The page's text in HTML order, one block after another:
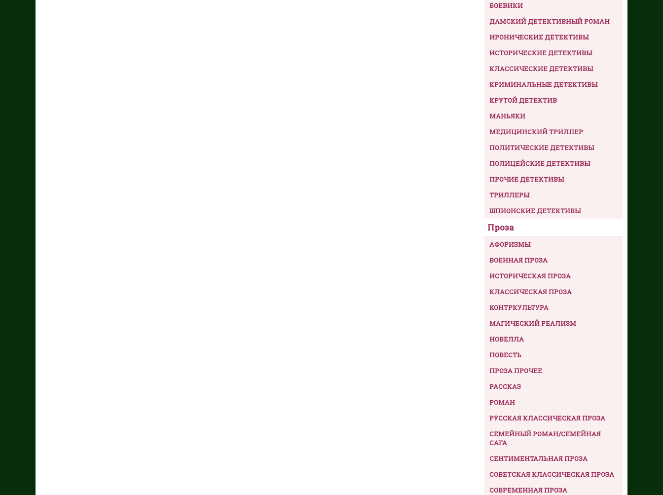
БОЕВИКИ
ДАМСКИЙ ДЕТЕКТИВНЫЙ РОМАН
ИРОНИЧЕСКИЕ ДЕТЕКТИВЫ
ИСТОРИЧЕСКИЕ ДЕТЕКТИВЫ
КЛАССИЧЕСКИЕ ДЕТЕКТИВЫ
КРИМИНАЛЬНЫЕ ДЕТЕКТИВЫ
КРУТОЙ ДЕТЕКТИВ
МАНЬЯКИ
МЕДИЦИНСКИЙ ТРИЛЛЕР
ПОЛИТИЧЕСКИЕ ДЕТЕКТИВЫ
ПОЛИЦЕЙСКИЕ ДЕТЕКТИВЫ
ПРОЧИЕ ДЕТЕКТИВЫ
ТРИЛЛЕРЫ
ШПИОНСКИЕ ДЕТЕКТИВЫ
Проза
АФОРИЗМЫ
ВОЕННАЯ ПРОЗА
ИСТОРИЧЕСКАЯ ПРОЗА
КЛАССИЧЕСКАЯ ПРОЗА
КОНТРКУЛЬТУРА
МАГИЧЕСКИЙ РЕАЛИЗМ
НОВЕЛЛА
ПОВЕСТЬ
ПРОЗА ПРОЧЕЕ
РАССКАЗ
РОМАН
РУССКАЯ КЛАССИЧЕСКАЯ ПРОЗА
СЕМЕЙНЫЙ РОМАН/СЕМЕЙНАЯ
САГА
СЕНТИМЕНТАЛЬНАЯ ПРОЗА
СОВЕТСКАЯ КЛАССИЧЕСКАЯ ПРОЗА
СОВРЕМЕННАЯ ПРОЗА